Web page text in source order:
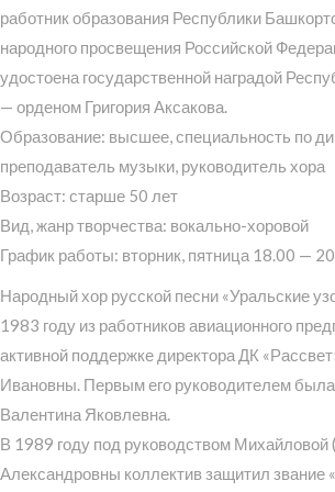
работник образования Республики
народного просвещения Российской
удостоена государственной наградой
— орденом Григория Аксакова.
Образование: высшее, специальность по
преподаватель музыки, руководитель хора
Возраст: старше 50 лет
Вид, жанр творчества: вокально-хоровой
График работы: вторник, пятница 18.00 —
Народный хор русской песни «Уральские
1983 году из работников авиационного
активной поддержке директора ДК
Ивановны. Первым его руководителем
Валентина Яковлевна.
В 1989 году под руководством
Александровны коллектив защитил звание